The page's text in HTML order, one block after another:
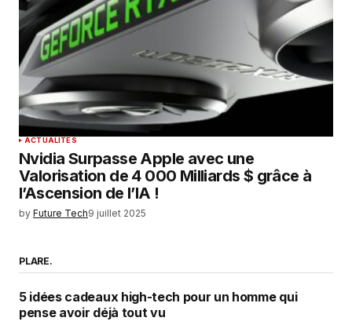
ACTUALITÉS
Nvidia Surpasse Apple avec une
Valorisation de 4 000 Milliards $ grâce à
l’Ascension de l’IA !
by Future Tech9 juillet 2025
PLARE.
5 idées cadeaux high-tech pour un homme qui
pense avoir déjà tout vu